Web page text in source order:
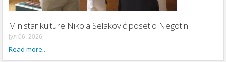
Ministar kulture Nikola Selaković posetio Negotin
јул 06, 2026
Read more...